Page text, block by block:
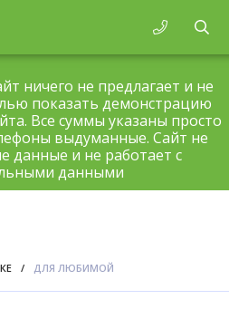
ничего не предлагает и не
показать демонстрацию
Все суммы указаны просто
выдуманные. Сайт не
данные и не работает с
данными
/ ДЛЯ ЛЮБИМОЙ